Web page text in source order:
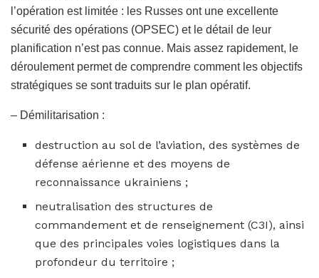
l’opération est limitée : les Russes ont une excellente
sécurité des opérations (OPSEC) et le détail de leur
planification n’est pas connue. Mais assez rapidement, le
déroulement permet de comprendre comment les objectifs
stratégiques se sont traduits sur le plan opératif.
– Démilitarisation :
destruction au sol de l’aviation, des systèmes de
défense aérienne et des moyens de
reconnaissance ukrainiens ;
neutralisation des structures de
commandement et de renseignement (C3I), ainsi
que des principales voies logistiques dans la
profondeur du territoire ;